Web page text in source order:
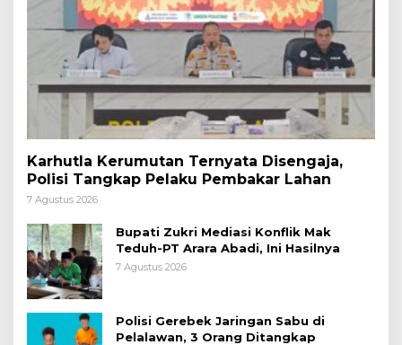
Karhutla Kerumutan Ternyata Disengaja,
Polisi Tangkap Pelaku Pembakar Lahan
7 Agustus 2026
Bupati Zukri Mediasi Konflik Mak
Teduh-PT Arara Abadi, Ini Hasilnya
7 Agustus 2026
Polisi Gerebek Jaringan Sabu di
Pelalawan, 3 Orang Ditangkap